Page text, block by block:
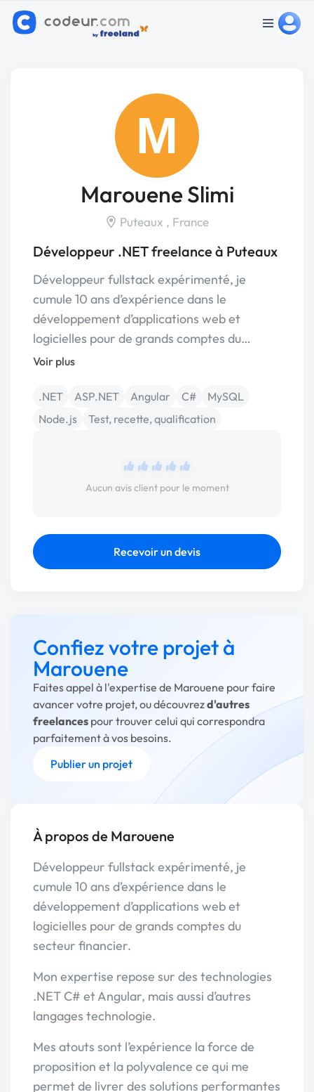
M
Marouene Slimi
Puteaux , France
Développeur .NET freelance à Puteaux
Développeur fullstack expérimenté, je
cumule 10 ans d’expérience dans le
développement d’applications web et
logicielles pour de grands comptes du…
Voir plus
.NET ASP.NET Angular C#
MySQL
Node.js
Test, recette, qualification
Aucun avis client pour le moment
Recevoir un devis
Confiez votre projet à
Marouene
Faites appel à l'expertise de Marouene pour faire
avancer votre projet, ou découvrezd'autres
freelances pour trouver celui qui correspondra
parfaitement à vos besoins.
Publier un projet
À propos de Marouene
Développeur fullstack expérimenté, je
cumule 10 ans d’expérience dans le
développement d’applications web et
logicielles pour de grands comptes du
secteur financier.
Mon expertise repose sur des technologies
.NET C# et Angular, mais aussi d’autres
langages technologie.
Mes atouts sont l’expérience la force de
proposition et la polyvalence ce qui me
permet de livrer des solutions performantes